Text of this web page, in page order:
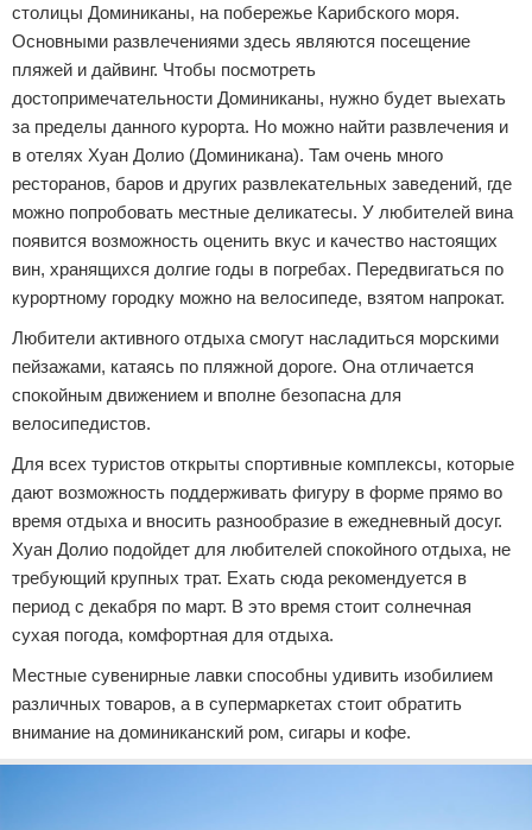
столицы Доминиканы, на побережье Карибского моря.
Основными развлечениями здесь являются посещение
пляжей и дайвинг. Чтобы посмотреть
достопримечательности Доминиканы, нужно будет выехать
за пределы данного курорта. Но можно найти развлечения и
в отелях Хуан Долио (Доминикана). Там очень много
ресторанов, баров и других развлекательных заведений, где
можно попробовать местные деликатесы. У любителей вина
появится возможность оценить вкус и качество настоящих
вин, хранящихся долгие годы в погребах. Передвигаться по
курортному городку можно на велосипеде, взятом напрокат.
Любители активного отдыха смогут насладиться морскими
пейзажами, катаясь по пляжной дороге. Она отличается
спокойным движением и вполне безопасна для
велосипедистов.
Для всех туристов открыты спортивные комплексы, которые
дают возможность поддерживать фигуру в форме прямо во
время отдыха и вносить разнообразие в ежедневный досуг.
Хуан Долио подойдет для любителей спокойного отдыха, не
требующий крупных трат. Ехать сюда рекомендуется в
период с декабря по март. В это время стоит солнечная
сухая погода, комфортная для отдыха.
Местные сувенирные лавки способны удивить изобилием
различных товаров, а в супермаркетах стоит обратить
внимание на доминиканский ром, сигары и кофе.